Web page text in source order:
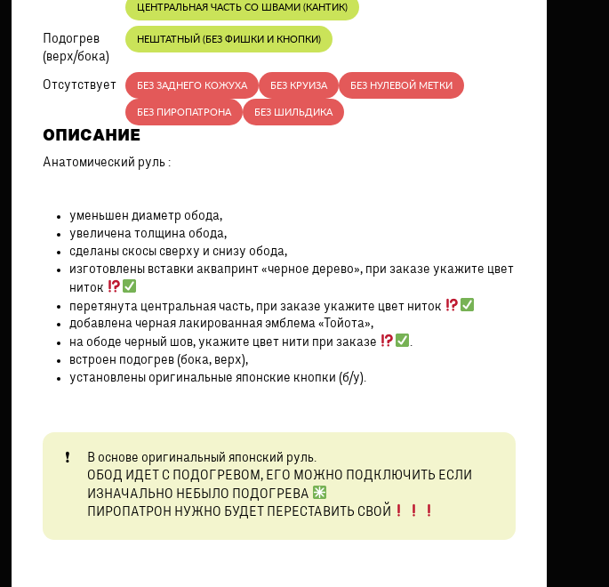
ОПИСАНИЕ
Анатомический руль :
уменьшен диаметр обода,
увеличена толщина обода,
сделаны скосы сверху и снизу обода,
изготовлены вставки аквапринт «черное дерево», при заказе укажите цвет
ниток
перетянута центральная часть, при заказе укажите цвет ниток
добавлена черная лакированная эмблема «Тойота»,
на ободе черный шов, укажите цвет нити при заказе
.
встроен подогрев (бока, верх),
установлены оригинальные японские кнопки (б/у).
В основе оригинальный японский руль.
ОБОД ИДЕТ С ПОДОГРЕВОМ, ЕГО МОЖНО ПОДКЛЮЧИТЬ ЕСЛИ
ИЗНАЧАЛЬНО НЕБЫЛО ПОДОГРЕВА
ПИРОПАТРОН НУЖНО БУДЕТ ПЕРЕСТАВИТЬ СВОЙ
ЦЕНТРАЛЬНАЯ ЧАСТЬ СО ШВАМИ (КАНТИК)
Подогрев
(верх/бока)
НЕШТАТНЫЙ (БЕЗ ФИШКИ И КНОПКИ)
Отсутствует БЕЗ ЗАДНЕГО КОЖУХА БЕЗ КРУИЗА БЕЗ НУЛЕВОЙ МЕТКИ
БЕЗ ПИРОПАТРОНА БЕЗ ШИЛЬДИКА